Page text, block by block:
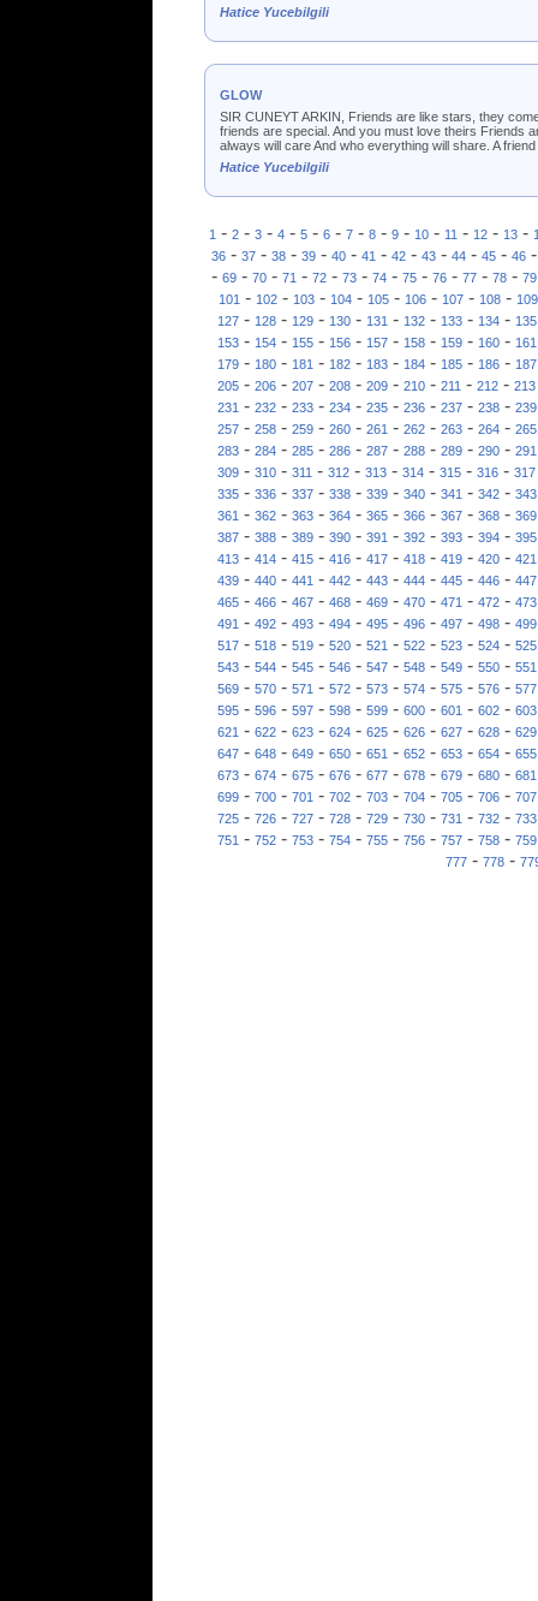
Hatice Yucebilgili
GLOW
SIR CUNEYT ARKIN, Friends are like stars, they
friends are special. And you must love theirs Friends
always will care And who everything will share. A
Hatice Yucebilgili
1- 2- 3- 4- 5- 6- 7- 8- 9- 10- 11- 12- 13-
36- 37- 38- 39- 40- 41- 42- 43- 44- 45- 46
- 69 - 70 - 71 - 72 - 73 - 74 - 75 - 76 - 77 - 78 - 79
101- 102- 103- 104- 105- 106- 107- 108- 109
127- 128- 129- 130- 131- 132- 133- 134- 135
153- 154- 155- 156- 157- 158- 159- 160- 161
179- 180- 181- 182- 183- 184- 185- 186- 187
205 - 206 - 207 - 208 - 209 - 210 - 211 - 212 - 213
231- 232- 233- 234- 235- 236- 237- 238- 239
257- 258- 259- 260- 261- 262- 263- 264- 265
283- 284- 285- 286- 287- 288- 289- 290- 291
309 - 310 - 311 - 312 - 313 - 314 - 315 - 316 - 317
335- 336- 337- 338- 339- 340- 341- 342- 343
361- 362- 363- 364- 365- 366- 367- 368- 369
387 - 388 - 389 - 390 - 391 - 392 - 393 - 394 - 395
413- 414- 415- 416- 417- 418- 419- 420- 421
439- 440- 441- 442- 443- 444- 445- 446- 447
465- 466- 467- 468- 469- 470- 471- 472- 473
491 - 492 - 493 - 494 - 495 - 496 - 497 - 498 - 499
517- 518- 519- 520- 521- 522- 523- 524- 525
543- 544- 545- 546- 547- 548- 549- 550- 551
569- 570- 571- 572- 573- 574- 575- 576- 577
595 - 596 - 597 - 598 - 599 - 600 - 601 - 602 - 603
621- 622- 623- 624- 625- 626- 627- 628- 629
647- 648- 649- 650- 651- 652- 653- 654- 655
673- 674- 675- 676- 677- 678- 679- 680- 681
699 - 700 - 701 - 702 - 703 - 704 - 705 - 706 - 707
725- 726- 727- 728- 729- 730- 731- 732- 733
751- 752- 753- 754- 755- 756- 757- 758- 759
777 - 778 -